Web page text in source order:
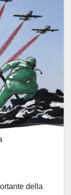
della